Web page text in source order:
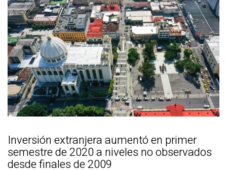
Inversión extranjera aumentó en primer
semestre de 2020 a niveles no observados
desde finales de 2009